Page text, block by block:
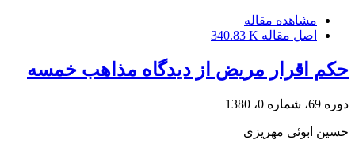
مشاهده مقاله
اصل مقاله 340.83 K
حکم اقرار مریض از دیدگاه مذاهب خمسه
دوره 69، شماره 0، 1380
حسین ابوئی مهریزی